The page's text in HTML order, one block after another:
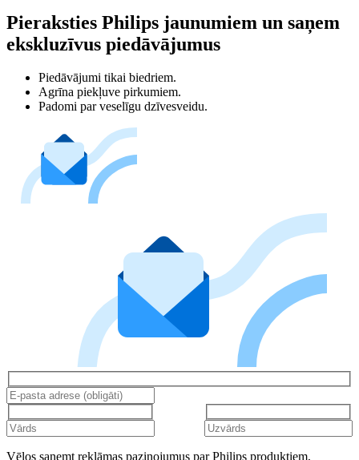
Pieraksties Philips jaunumiem un saņem
ekskluzīvus piedāvājumus
Piedāvājumi tikai biedriem.
Agrīna piekļuve pirkumiem.
Padomi par veselīgu dzīvesveidu.
Vēlos saņemt reklāmas paziņojumus par Philips produktiem,